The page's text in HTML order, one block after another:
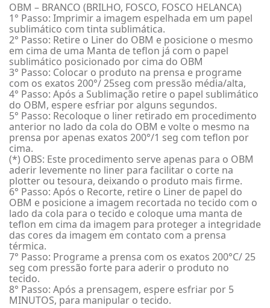
OBM – BRANCO (BRILHO, FOSCO, FOSCO HELANCA)
1° Passo: Imprimir a imagem espelhada em um papel
sublimático com tinta sublimática.
2° Passo: Retire o Liner do OBM e posicione o mesmo
em cima de uma Manta de teflon já com o papel
sublimático posicionado por cima do OBM
3° Passo: Colocar o produto na prensa e programe
com os exatos 200°/ 25seg com pressão média/alta,
4° Passo: Após a Sublimação retire o papel sublimático
do OBM, espere esfriar por alguns segundos.
5° Passo: Recoloque o liner retirado em procedimento
anterior no lado da cola do OBM e volte o mesmo na
prensa por apenas exatos 200°/1 seg com teflon por
cima.
(*) OBS: Este procedimento serve apenas para o OBM
aderir levemente no liner para facilitar o corte na
plotter ou tesoura, deixando o produto mais firme.
6° Passo: Após o Recorte, retire o Liner de papel do
OBM e posicione a imagem recortada no tecido com o
lado da cola para o tecido e coloque uma manta de
teflon em cima da imagem para proteger a integridade
das cores da imagem em contato com a prensa
térmica.
7° Passo: Programe a prensa com os exatos 200°C/ 25
seg com pressão forte para aderir o produto no
tecido.
8° Passo: Após a prensagem, espere esfriar por 5
MINUTOS, para manipular o tecido.